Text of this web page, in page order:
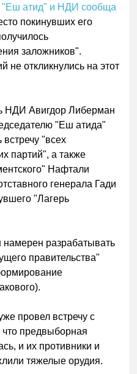
"Еш атид" и НДИ сообща
покинувших его
заложников".
не откликнулись на этот
НДИ Авигдор Либерман
"Еш атида"
"всех
партий", а также
Нафтали
генерала Гади
"Лагерь
намерен разрабатывать
правительства"
провел встречу с
что предвыборная
и их противники и
тяжелые орудия.